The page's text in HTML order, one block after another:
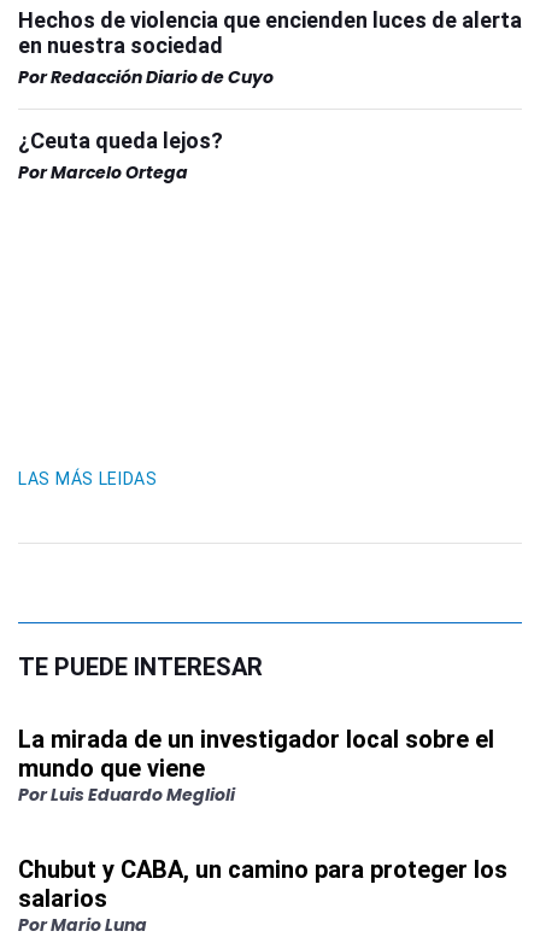
Hechos de violencia que encienden luces de alerta
en nuestra sociedad
PorRedacción Diario de Cuyo
¿Ceuta queda lejos?
PorMarcelo Ortega
LAS MÁS LEIDAS
TE PUEDE INTERESAR
La mirada de un investigador local sobre el
mundo que viene
PorLuis Eduardo Meglioli
Chubut y CABA, un camino para proteger los
salarios
PorMario Luna